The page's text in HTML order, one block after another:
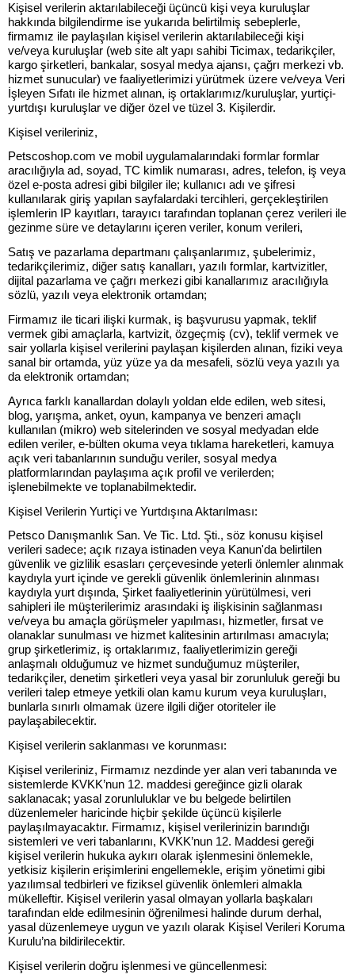
Kişisel verilerin aktarılabileceği üçüncü kişi veya kuruluşlar
hakkında bilgilendirme ise yukarıda belirtilmiş sebeplerle,
firmamız ile paylaşılan kişisel verilerin aktarılabileceği kişi
ve/veya kuruluşlar (web site alt yapı sahibi Ticimax, tedarikçiler,
kargo şirketleri, bankalar, sosyal medya ajansı, çağrı merkezi vb.
hizmet sunucular) ve faaliyetlerimizi yürütmek üzere ve/veya Veri
İşleyen Sıfatı ile hizmet alınan, iş ortaklarımız/kuruluşlar, yurtiçi-
yurtdışı kuruluşlar ve diğer özel ve tüzel 3. Kişilerdir.
Kişisel verileriniz,
Petscoshop.com ve mobil uygulamalarındaki formlar formlar
aracılığıyla ad, soyad, TC kimlik numarası, adres, telefon, iş veya
özel e-posta adresi gibi bilgiler ile; kullanıcı adı ve şifresi
kullanılarak giriş yapılan sayfalardaki tercihleri, gerçekleştirilen
işlemlerin IP kayıtları, tarayıcı tarafından toplanan çerez verileri ile
gezinme süre ve detaylarını içeren veriler, konum verileri,
Satış ve pazarlama departmanı çalışanlarımız, şubelerimiz,
tedarikçilerimiz, diğer satış kanalları, yazılı formlar, kartvizitler,
dijital pazarlama ve çağrı merkezi gibi kanallarımız aracılığıyla
sözlü, yazılı veya elektronik ortamdan;
Firmamız ile ticari ilişki kurmak, iş başvurusu yapmak, teklif
vermek gibi amaçlarla, kartvizit, özgeçmiş (cv), teklif vermek ve
sair yollarla kişisel verilerini paylaşan kişilerden alınan, fiziki veya
sanal bir ortamda, yüz yüze ya da mesafeli, sözlü veya yazılı ya
da elektronik ortamdan;
Ayrıca farklı kanallardan dolaylı yoldan elde edilen, web sitesi,
blog, yarışma, anket, oyun, kampanya ve benzeri amaçlı
kullanılan (mikro) web sitelerinden ve sosyal medyadan elde
edilen veriler, e-bülten okuma veya tıklama hareketleri, kamuya
açık veri tabanlarının sunduğu veriler, sosyal medya
platformlarından paylaşıma açık profil ve verilerden;
işlenebilmekte ve toplanabilmektedir.
Kişisel Verilerin Yurtiçi ve Yurtdışına Aktarılması:
Petsco Danışmanlık San. Ve Tic. Ltd. Şti., söz konusu kişisel
verileri sadece; açık rızaya istinaden veya Kanun'da belirtilen
güvenlik ve gizlilik esasları çerçevesinde yeterli önlemler alınmak
kaydıyla yurt içinde ve gerekli güvenlik önlemlerinin alınması
kaydıyla yurt dışında, Şirket faaliyetlerinin yürütülmesi, veri
sahipleri ile müşterilerimiz arasındaki iş ilişkisinin sağlanması
ve/veya bu amaçla görüşmeler yapılması, hizmetler, fırsat ve
olanaklar sunulması ve hizmet kalitesinin artırılması amacıyla;
grup şirketlerimiz, iş ortaklarımız, faaliyetlerimizin gereği
anlaşmalı olduğumuz ve hizmet sunduğumuz müşteriler,
tedarikçiler, denetim şirketleri veya yasal bir zorunluluk gereği bu
verileri talep etmeye yetkili olan kamu kurum veya kuruluşları,
bunlarla sınırlı olmamak üzere ilgili diğer otoriteler ile
paylaşabilecektir.
Kişisel verilerin saklanması ve korunması:
Kişisel verileriniz, Firmamız nezdinde yer alan veri tabanında ve
sistemlerde KVKK’nun 12. maddesi gereğince gizli olarak
saklanacak; yasal zorunluluklar ve bu belgede belirtilen
düzenlemeler haricinde hiçbir şekilde üçüncü kişilerle
paylaşılmayacaktır. Firmamız, kişisel verilerinizin barındığı
sistemleri ve veri tabanlarını, KVKK’nun 12. Maddesi gereği
kişisel verilerin hukuka aykırı olarak işlenmesini önlemekle,
yetkisiz kişilerin erişimlerini engellemekle, erişim yönetimi gibi
yazılımsal tedbirleri ve fiziksel güvenlik önlemleri almakla
mükelleftir. Kişisel verilerin yasal olmayan yollarla başkaları
tarafından elde edilmesinin öğrenilmesi halinde durum derhal,
yasal düzenlemeye uygun ve yazılı olarak Kişisel Verileri Koruma
Kurulu’na bildirilecektir.
Kişisel verilerin doğru işlenmesi ve güncellenmesi: